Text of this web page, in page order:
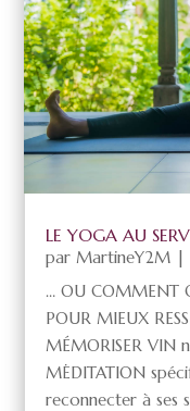
LE YOGA AU
par MartineY2M
… OU COMMENT
POUR MIEUX
MÉMORISER VIN
MĖDITATION
reconnecter à ses